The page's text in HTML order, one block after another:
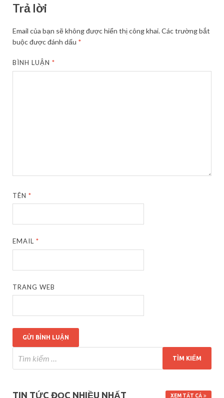
Trả lời
Email của bạn sẽ không được hiển thị công khai.Các trường bắt
buộc được đánh dấu *
BÌNH LUẬN*
TÊN*
EMAIL*
TRANG WEB
TIN TỨC ĐỌC NHIỀU NHẤT XEM TẤT CẢ